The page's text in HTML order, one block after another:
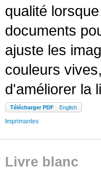
qualité
documents
ajuste les
couleurs
d'améliorer la
Télécharger PDF English
Imprimantes
Livre blanc